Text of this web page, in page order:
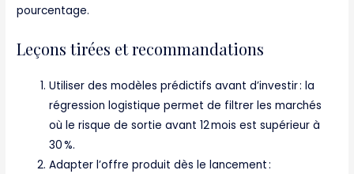
pourcentage.
Leçons tirées et recommandations
Utiliser des modèles prédictifs avant d’investir : la
régression logistique permet de filtrer les marchés
où le risque de sortie avant 12 mois est supérieur à
30 %.
Adapter l’offre produit dès le lancement :